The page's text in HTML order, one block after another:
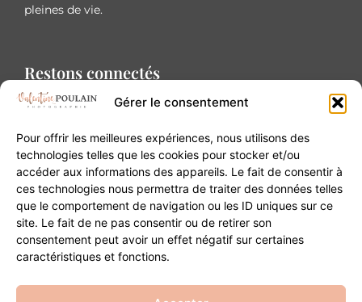
Gérer le consentement
Pour offrir les meilleures expériences, nous utilisons des
technologies telles que les cookies pour stocker et/ou
accéder aux informations des appareils. Le fait de consentir à
ces technologies nous permettra de traiter des données telles
que le comportement de navigation ou les ID uniques sur ce
site. Le fait de ne pas consentir ou de retirer son
consentement peut avoir un effet négatif sur certaines
caractéristiques et fonctions.
pleines de vie.
Restons connectés
Contact
20B Grand Rue 68180 Horbourg-Wihr
06 84 93 03 01
contact@valentinepoulain.com